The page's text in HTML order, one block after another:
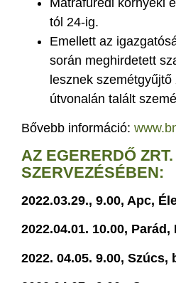
Mátrafüredi környéki
tól 24-ig.
Emellett az
során meghirdetett
lesznek
útvonalán talált
Bővebb információ:
AZ EGERERDŐ ZRT.
SZERVEZÉSÉBEN:
2022.03.29., 9.00, Apc,
2022.04.01. 10.00,
2022. 04.05. 9.00, Szúcs,